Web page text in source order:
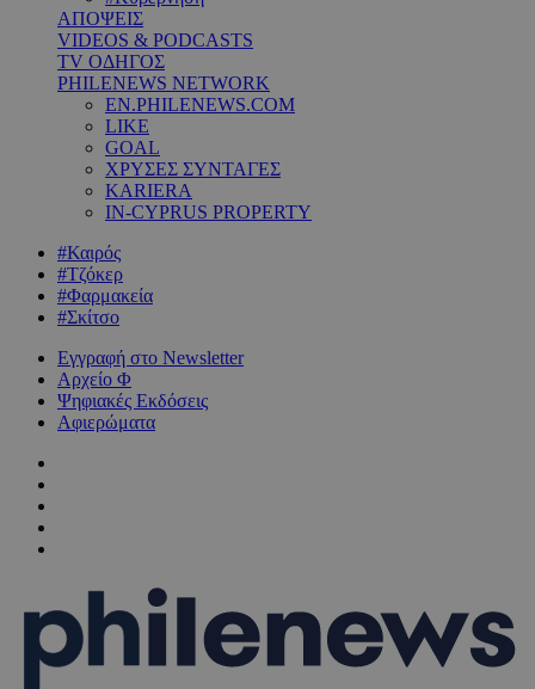
ΑΠΟΨΕΙΣ
VIDEOS & PODCASTS
TV ΟΔΗΓΟΣ
PHILENEWS NETWORK
EN.PHILENEWS.COM
LIKE
GOAL
ΧΡΥΣΕΣ ΣΥΝΤΑΓΕΣ
KARIERA
IN-CYPRUS PROPERTY
#Καιρός
#Τζόκερ
#Φαρμακεία
#Σκίτσο
Εγγραφή στο Newsletter
Αρχείο Φ
Ψηφιακές Εκδόσεις
Αφιερώματα